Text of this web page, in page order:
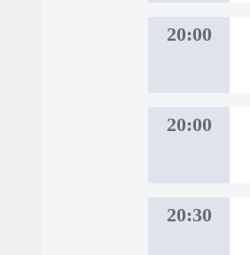
20:00
20:00
20:30